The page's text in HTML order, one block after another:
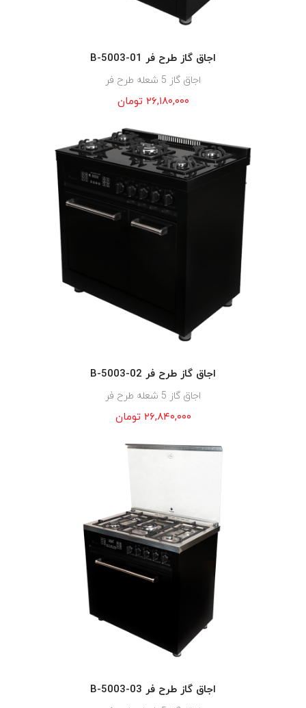
اجاق گاز طرح فر B-5003-01
اجاق گاز 5 شعله طرح فر
۲۶,۱۸۰,۰۰۰ تومان
اجاق گاز طرح فر B-5003-02
اجاق گاز 5 شعله طرح فر
۲۶,۸۴۰,۰۰۰ تومان
اجاق گاز طرح فر B-5003-03